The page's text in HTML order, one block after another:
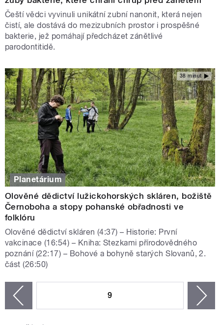
Čeští vědci vyvinuli unikátní zubní nanonit, která nejen
čistí, ale dostává do mezizubních prostor i prospěšné
bakterie, jež pomáhají předcházet zánětlivé
parodontitidě.
38 minut
Planetárium
Olověné dědictví lužickohorských skláren, božiště
Černoboha a stopy pohanské obřadnosti ve
folklóru
Olověné dědictví skláren (4:37) – Historie: První
vakcinace (16:54) – Kniha: Stezkami přírodovědného
poznání (22:17) – Bohové a bohyně starých Slovanů, 2.
část (26:50)
9